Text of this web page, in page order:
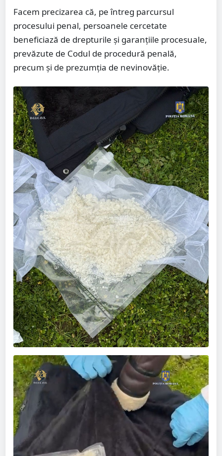
Facem precizarea că, pe întreg parcursul
procesului penal, persoanele cercetate
beneficiază de drepturile și garanțiile procesuale,
prevăzute de Codul de procedură penală,
precum și de prezumția de nevinovăție.